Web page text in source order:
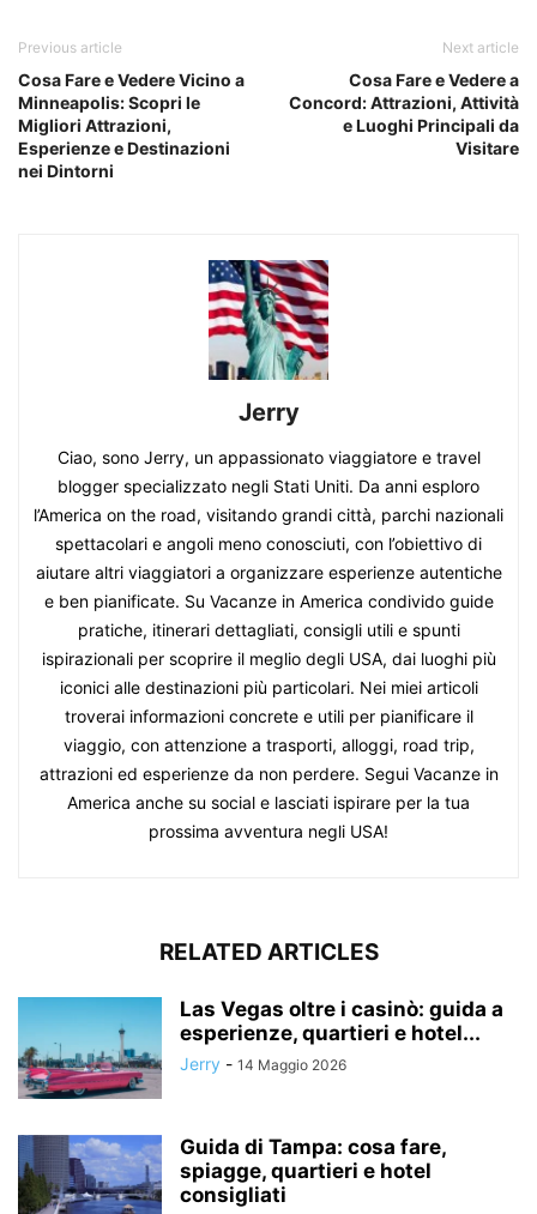
Previous article
Cosa Fare e Vedere Vicino a
Minneapolis: Scopri le
Migliori Attrazioni,
Esperienze e Destinazioni
nei Dintorni
Next article
Cosa Fare e Vedere a
Concord: Attrazioni, Attività
e Luoghi Principali da
Visitare
Jerry
Ciao, sono Jerry, un appassionato viaggiatore e travel
blogger specializzato negli Stati Uniti. Da anni esploro
l’America on the road, visitando grandi città, parchi nazionali
spettacolari e angoli meno conosciuti, con l’obiettivo di
aiutare altri viaggiatori a organizzare esperienze autentiche
e ben pianificate. Su Vacanze in America condivido guide
pratiche, itinerari dettagliati, consigli utili e spunti
ispirazionali per scoprire il meglio degli USA, dai luoghi più
iconici alle destinazioni più particolari. Nei miei articoli
troverai informazioni concrete e utili per pianificare il
viaggio, con attenzione a trasporti, alloggi, road trip,
attrazioni ed esperienze da non perdere. Segui Vacanze in
America anche su social e lasciati ispirare per la tua
prossima avventura negli USA!
RELATED ARTICLES
Las Vegas oltre i casinò: guida a
esperienze, quartieri e hotel...
Jerry - 14 Maggio 2026
Guida di Tampa: cosa fare,
spiagge, quartieri e hotel
consigliati